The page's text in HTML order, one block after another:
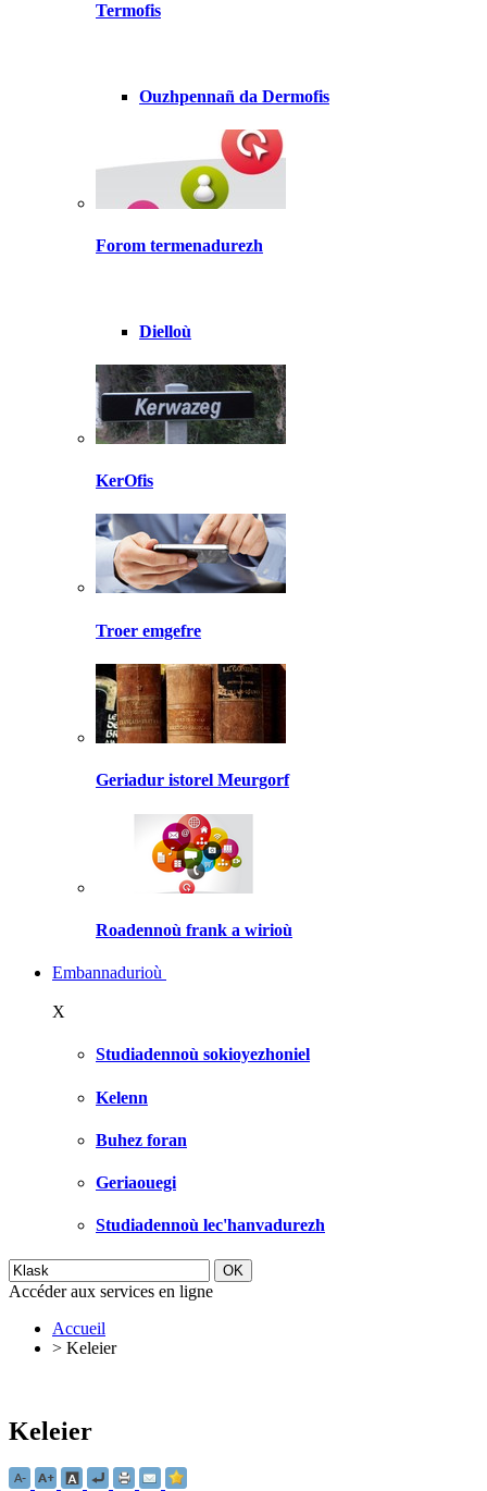
Termofis
Ouzhpennañ da Dermofis
Forom termenadurezh
Dielloù
KerOfis
Troer emgefre
Geriadur istorel Meurgorf
Roadennoù frank a wirioù
Embannadurioù
X
Studiadennoù sokioyezhoniel
Kelenn
Buhez foran
Geriaouegi
Studiadennoù lec'hanvadurezh
Accéder aux services en ligne
Accueil
> Keleier
Keleier